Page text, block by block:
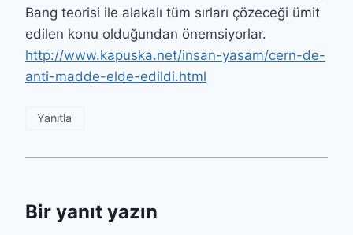
Bang teorisi ile alakalı tüm sırları çözeceği ümit
edilen konu olduğundan önemsiyorlar.
http://www.kapuska.net/insan-yasam/cern-de-
anti-madde-elde-edildi.html
Yanıtla
Bir yanıt yazın